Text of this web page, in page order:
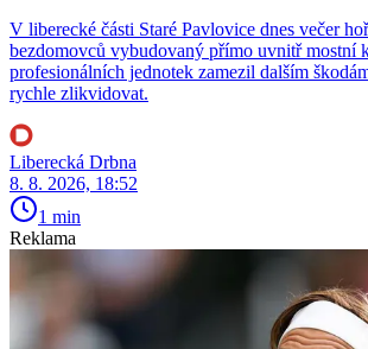
V liberecké části Staré Pavlovice dnes večer
bezdomovců vybudovaný přímo uvnitř mostní
profesionálních jednotek zamezil dalším
rychle zlikvidovat.
Liberecká Drbna
8. 8. 2026, 18:52
1 min
Reklama